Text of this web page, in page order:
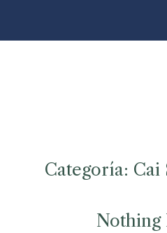
Categoría: Cai
Nothing